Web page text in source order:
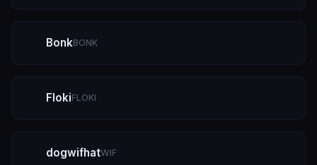
BonkBONK
FlokiFLOKI
dogwifhatWIF